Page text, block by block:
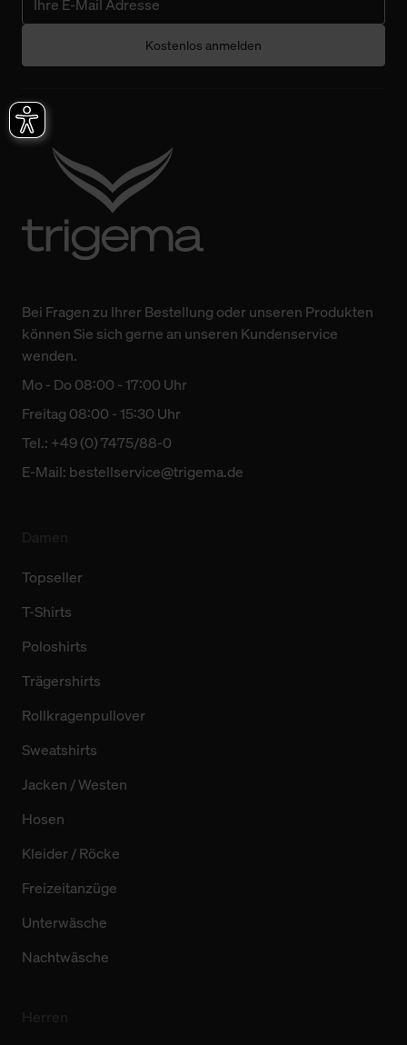
Kostenlos anmelden
Bei Fragen zu Ihrer Bestellung oder unseren Produkten
können Sie sich gerne an unseren Kundenservice
wenden.
Mo - Do 08:00 - 17:00 Uhr
Freitag 08:00 - 15:30 Uhr
Tel.: +49 (0) 7475/88-0
E-Mail: bestellservice@trigema.de
Topseller
T-Shirts
Poloshirts
Trägershirts
Rollkragenpullover
Sweatshirts
Jacken / Westen
Hosen
Kleider / Röcke
Freizeitanzüge
Unterwäsche
Nachtwäsche